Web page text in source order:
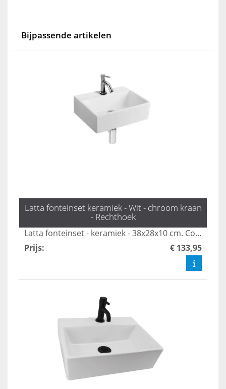
Bijpassende artikelen
Latta fonteinset keramiek - Wit - chroom kraan
- Rechthoek
Latta fonteinset - keramiek - 38x28x10 cm. Compleet met kraan, sifon en plug; ideaal voor kleine toiletruimtes.
Prijs: € 133,95